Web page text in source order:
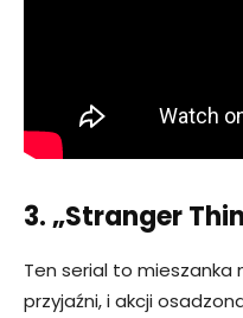
3. „Stranger
Ten serial to mieszanka
przyjaźni, i akcji